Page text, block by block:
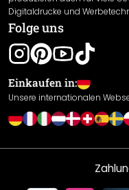
Gewährleistung
Leistungserklärung /
Cookie Einstellungen
Digitaldrucke und
Folge uns
Einkaufen in:
Unsere internationalen